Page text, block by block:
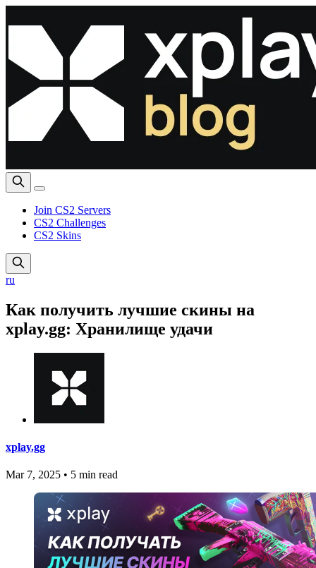
Join CS2 Servers
CS2 Challenges
CS2 Skins
ru
Как получить лучшие скины на
xplay.gg: Хранилище удачи
xplay.gg
Mar 7, 2025 • 5 min read